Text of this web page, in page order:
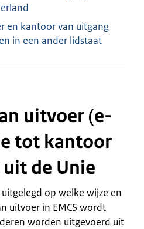
en kantoor van uitgang
in een ander lidstaat
uitvoer (e-
tot kantoor
de Unie
op welke wijze en
uitvoer in EMCS wordt
worden uitgevoerd uit